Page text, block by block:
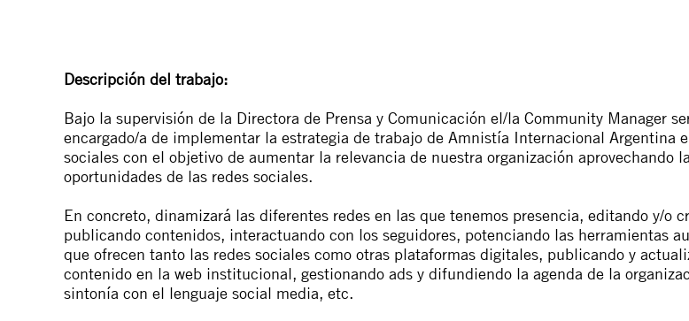
Descripción del trabajo:
Bajo la supervisión de la Directora de Prensa y Comunicación el/la Community Manager
encargado/a de implementar la estrategia de trabajo de Amnistía Internacional Argentina
sociales con el objetivo de aumentar la relevancia de nuestra organización aprovechando
oportunidades de las redes sociales.
En concreto, dinamizará las diferentes redes en las que tenemos presencia, editando y/o
publicando contenidos, interactuando con los seguidores, potenciando las herramientas
que ofrecen tanto las redes sociales como otras plataformas digitales, publicando y
contenido en la web institucional, gestionando ads y difundiendo la agenda de la
sintonía con el lenguaje social media, etc.